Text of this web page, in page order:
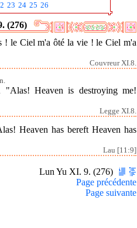
23 24 25 26
(276)
! le Ciel m'a ôté la vie ! le Ciel m'a
Couvreur XI.8.
"Alas! Heaven is destroying me!
Legge XI.8.
Heaven has bereft Heaven has
Lau [11:9]
Lun Yu XI. 9. (276)
Page précédente
Page suivante